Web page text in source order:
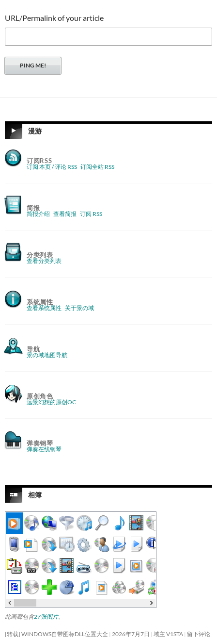
URL/Permalink of your article
漫游
订阅RSS
订阅 本页 / 评论 RSS 订阅全站 RSS
简报
简报介绍 查看简报 订阅 RSS
分类列表
查看分类列表
系统属性
查看系统属性 关于景の域
导航
景の域地图导航
原创角色
远景幻想的原创OC
弹奏钢琴
弹奏在线钢琴
相簿
此画廊包含27张图片。
[转载] WINDOWS自带图标DLL位置大全 2026年7月7日 域主 V1STA 留下评论